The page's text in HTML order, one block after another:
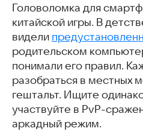
Головоломка для
китайской игры. В
видели
родительском
понимали его правил.
разобраться в местных
гештальт. Ищите
участвуйте в PvP-
аркадный режим.